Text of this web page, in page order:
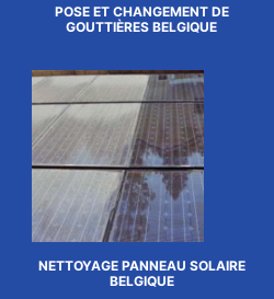
POSE ET CHANGEMENT DE
GOUTTIÈRES BELGIQUE
NETTOYAGE PANNEAU SOLAIRE
BELGIQUE